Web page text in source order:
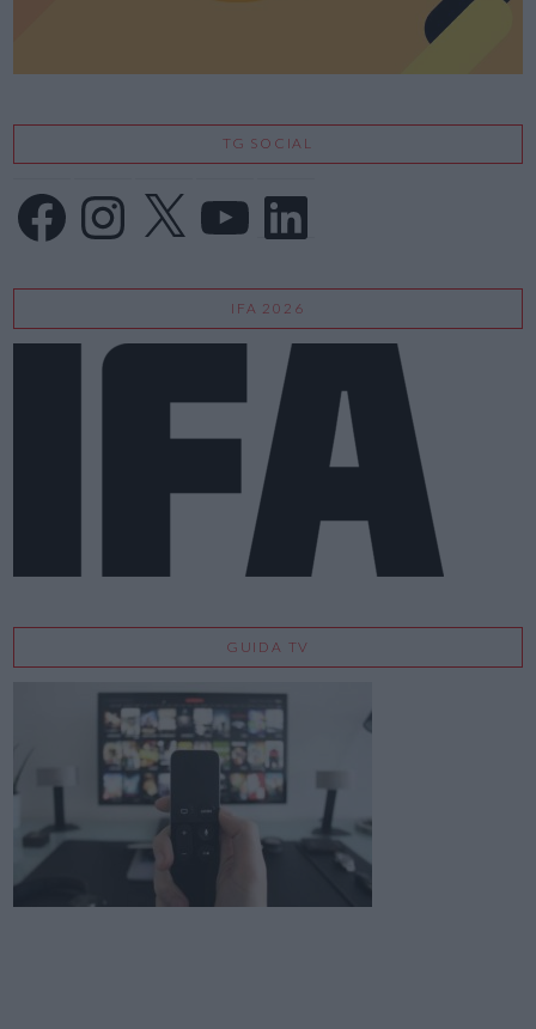
TG SOCIAL
FacebookInstagram
X LinkedIn
IFA 2026
GUIDA TV